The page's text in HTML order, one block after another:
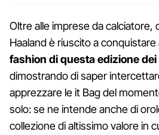
Oltre alle imprese da calciatore,
Haaland è riuscito a
fashion di questa edizione
dimostrando di saper
apprezzare le it Bag del
solo: se ne intende anche di
collezione di altissimo valore in